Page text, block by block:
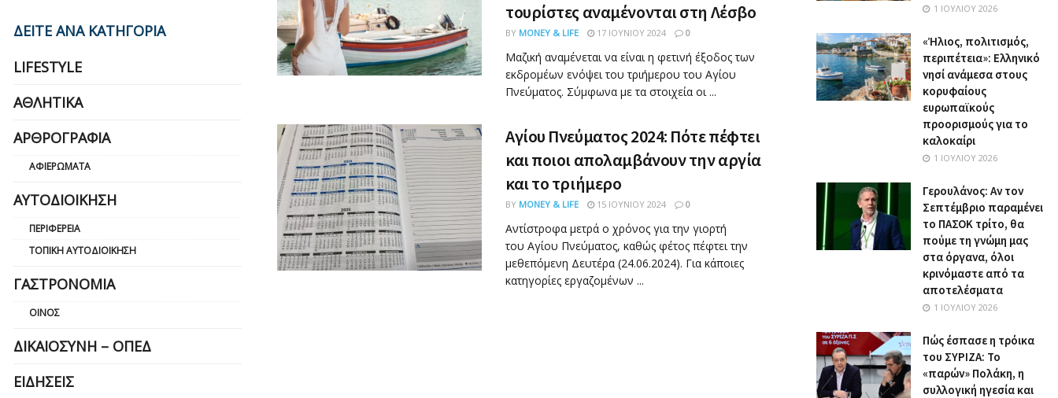
τουρίστες αναμένονται στη Λέσβο
BY MONEY & LIFE 17 ΙΟΥΝΊΟΥ 2024 0
Μαζική αναμένεται να είναι η φετινή έξοδος των
εκδρομέων ενόψει του τριήμερου του Αγίου
Πνεύματος. Σύμφωνα με τα στοιχεία οι ...
Αγίου Πνεύματος 2024: Πότε πέφτει
και ποιοι απολαμβάνουν την αργία
και το τριήμερο
BY MONEY & LIFE 15 ΙΟΥΝΊΟΥ 2024 0
Αντίστροφα μετρά ο χρόνος για την γιορτή
του Αγίου Πνεύματος, καθώς φέτος πέφτει την
μεθεπόμενη Δευτέρα (24.06.2024). Για κάποιες
κατηγορίες εργαζομένων ...
ΔΕΙΤΕ ΑΝΑ ΚΑΤΗΓΟΡΙΑ
LIFESTYLE
ΑΘΛΗΤΙΚΆ
ΑΡΘΡΟΓΡΑΦΊΑ
ΑΦΙΕΡΏΜΑΤΑ
ΑΥΤΟΔΙΟΊΚΗΣΗ
ΠΕΡΙΦΈΡΕΙΑ
ΤΟΠΙΚΉ ΑΥΤΟΔΙΟΊΚΗΣΗ
ΓΑΣΤΡΟΝΟΜΊΑ
ΟΊΝΟΣ
ΔΙΚΑΙΟΣΎΝΗ – ΟΠΕΔ
ΕΙΔΉΣΕΙΣ
1 ΙΟΥΛΊΟΥ 2026
«Ήλιος, πολιτισμός,
περιπέτεια»: Ελληνικό
νησί ανάμεσα στους
κορυφαίους
ευρωπαϊκούς
προορισμούς για το
καλοκαίρι
1 ΙΟΥΛΊΟΥ 2026
Γερουλάνος: Αν τον
Σεπτέμβριο παραμένει
το ΠΑΣΟΚ τρίτο, θα
πούμε τη γνώμη μας
στα όργανα, όλοι
κρινόμαστε από τα
αποτελέσματα
1 ΙΟΥΛΊΟΥ 2026
Πώς έσπασε η τρόικα
του ΣΥΡΙΖΑ: Το
«παρών» Πολάκη, η
συλλογική ηγεσία και